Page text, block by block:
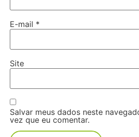
E-mail *
Site
Salvar meus dados neste
vez que eu comentar.